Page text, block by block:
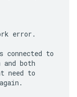
error.
connected to
and both
need to